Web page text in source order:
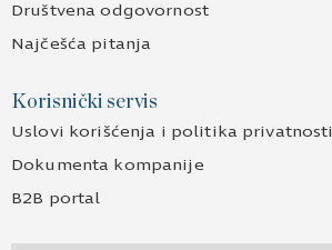
Društvena odgovornost
Najčešća pitanja
Korisnički servis
Uslovi korišćenja i politika privatnosti
Dokumenta kompanije
B2B portal